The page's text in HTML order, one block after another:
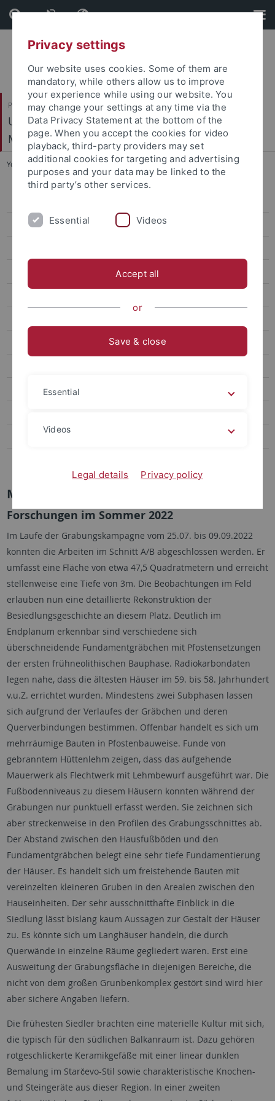
Skip
to
content
Skip
to
footer
Philosophische Fakultät
Ur- und Frühgeschichte und Archäologie des
Mittelalters
You are here: Startseite ... Untersuchungen in 2022
Forschungsprojekte
Abgeschlossene Forschungsprojekte
Fördervereine
Sammlung
Movila lui Deciov
Forschungen im Sommer 2022
Im Laufe der Grabungskampagne vom 25.07. bis 09.09.2022
konnten die Arbeiten im Schnitt A/B abgeschlossen werden. Er
umfasst eine Fläche von etwa 47,5 Quadratmetern und erreicht
stellenweise eine Tiefe von 3m. Die Beobachtungen im Feld
erlauben nun eine detaillierte Rekonstruktion der
Besiedlungsgeschichte an diesem Platz. Deutlich im
Endplanum erkennbar sind verschiedene sich
überschneidende Fundamentgräbchen mit Pfostensetzungen
der ersten frühneolithischen Bauphase. Radiokarbondaten
legen nahe, dass die ältesten Häuser im 59. bis 58. Jahrhundert
v.u.Z. errichtet wurden. Mindestens zwei Subphasen lassen
sich aufgrund der Verlaufes der Gräbchen und deren
Querverbindungen bestimmen. Offenbar handelt es sich um
mehrräumige Bauten in Pfostenbauweise. Funde von
gebranntem Hüttenlehm zeigen, dass das aufgehende
Mauerwerk als Flechtwerk mit Lehmbewurf ausgeführt war. Die
Fußbodenniveaus zu diesem Häusern konnten während der
Grabungen nur punktuell erfasst werden. Sie zeichnen sich
aber streckenweise in den Profilen des Grabungsschnittes ab.
Der Abstand zwischen den Hausfußböden und den
Fundamentgräbchen belegt eine sehr tiefe Fundamentierung
der Häuser. Es handelt sich um freistehende Bauten mit
vereinzelten kleineren Gruben in den Arealen zwischen den
Hauseinheiten. Der sehr ausschnitthafte Einblick in die
Siedlung lässt bislang kaum Aussagen zur Gestalt der Häuser
zu. Es könnte sich um Langhäuser handeln, die durch
Querwände in einzelne Räume gegliedert waren. Erst eine
Ausweitung der Grabungsfläche in diejenigen Bereiche, die
nicht von dem großen Grunbenkomplex gestört sind wird hier
aber sichere Angaben liefern.
Die frühesten Siedler brachten eine materielle Kultur mit sich,
die typisch für den südlichen Balkanraum ist. Dazu gehören
rotgeschlickerte Keramikgefäße mit einer linear dunklen
Bemalung im Starčevo-Stil sowie charakteristische Knochen-
und Steingeräte aus dieser Region. In einer zweiten
Privacy settings
Our website uses cookies. Some of them are
mandatory, while others allow us to improve
your experience while using our website. You
may change your settings at any time via the
Data Privacy Statement at the bottom of the
page. When you accept the cookies for video
playback, third-party providers may set
additional cookies for targeting and advertising
purposes and your data may be linked to the
third party’s other services.
Essential Videos
Accept all
or
Save & close
Essential
Videos
Legal details Privacy policy